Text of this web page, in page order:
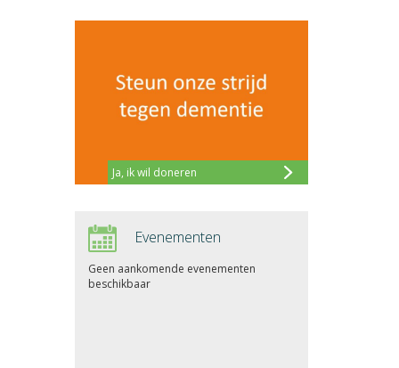
Ja, ik wil doneren
Evenementen
Geen aankomende evenementen
beschikbaar